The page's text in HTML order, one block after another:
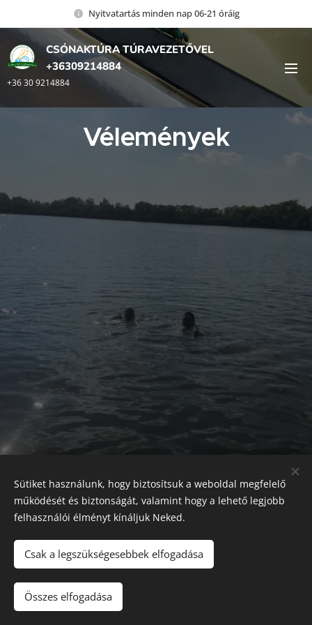
Nyitvatartás minden nap 06-21 óráig
CSÓNAKTÚRA TÚRAVEZETŐVEL
+36309214884
+36 30 9214884
Vélemények
Facebook|Instagram|TikTok
Magyar
Sütiket használunk, hogy biztosítsuk a weboldal megfelelő
működését és biztonságát, valamint hogy a lehető legjobb
felhasználói élményt kínáljuk Neked.
Csak a legszükségesebbek elfogadása
Összes elfogadása